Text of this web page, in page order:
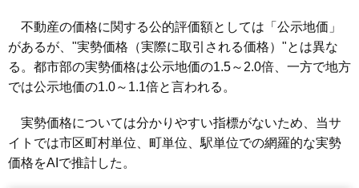
不動産の価格に関する公的評価額としては「公示地価」
があるが、"実勢価格（実際に取引される価格）"とは異な
る。都市部の実勢価格は公示地価の1.5～2.0倍、一方で地方
では公示地価の1.0～1.1倍と言われる。
実勢価格については分かりやすい指標がないため、当サ
イトでは市区町村単位、町単位、駅単位での網羅的な実勢
価格をAIで推計した。